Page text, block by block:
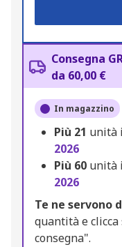
Consegna
da 60,00 €
In magazzino
Più 21 unità
2026
Più 60 unità
2026
Te ne servono
quantità e
consegna".